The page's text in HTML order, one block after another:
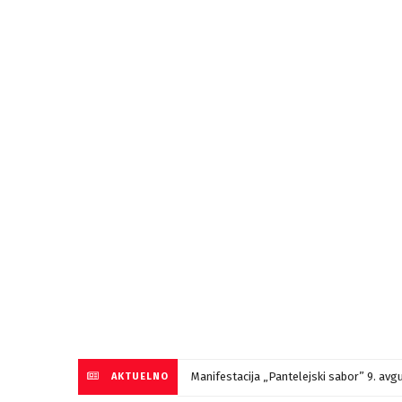
AKTUELNO Manifestacija „Pantelejski sabor” 9.